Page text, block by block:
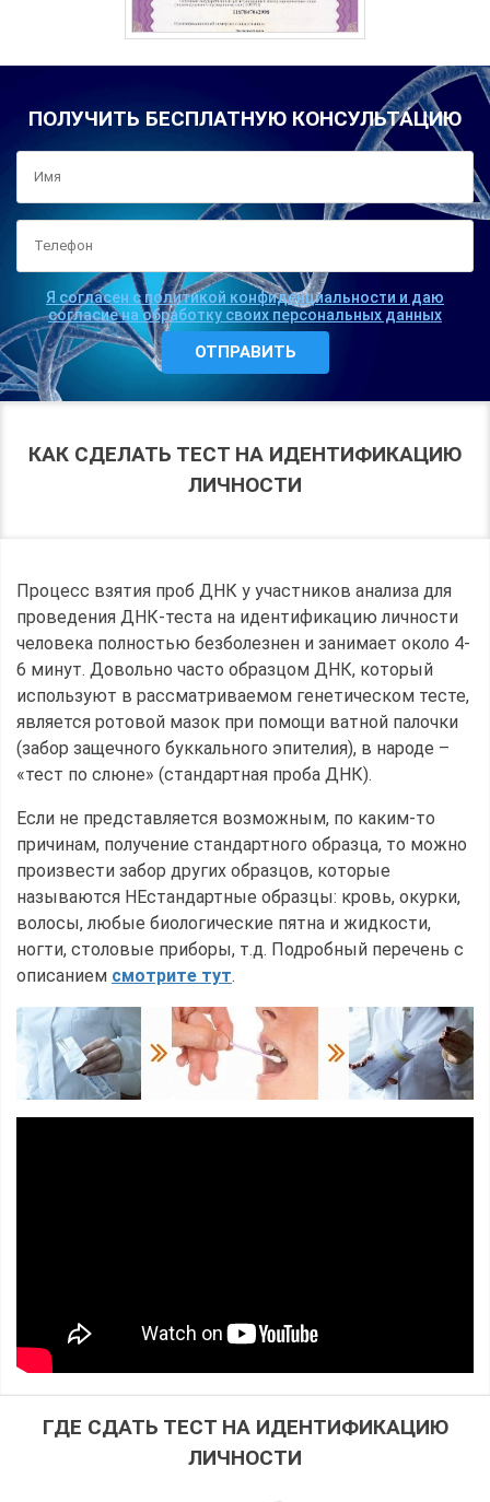
ПОЛУЧИТЬ БЕСПЛАТНУЮ КОНСУЛЬТАЦИЮ
Я согласен с политикой конфиденциальности и даю
согласие на обработку своих персональных данных
КАК СДЕЛАТЬ ТЕСТ НА ИДЕНТИФИКАЦИЮ
ЛИЧНОСТИ
Процесс взятия проб ДНК у участников анализа для
проведения ДНК-теста на идентификацию личности
человека полностью безболезнен и занимает около 4-
6 минут. Довольно часто образцом ДНК, который
используют в рассматриваемом генетическом тесте,
является ротовой мазок при помощи ватной палочки
(забор защечного буккального эпителия), в народе –
«тест по слюне» (стандартная проба ДНК).
Если не представляется возможным, по каким-то
причинам, получение стандартного образца, то можно
произвести забор других образцов, которые
называются НЕстандартные образцы: кровь, окурки,
волосы, любые биологические пятна и жидкости,
ногти, столовые приборы, т.д. Подробный перечень с
описанием смотрите тут.
ГДЕ СДАТЬ ТЕСТ НА ИДЕНТИФИКАЦИЮ
ЛИЧНОСТИ